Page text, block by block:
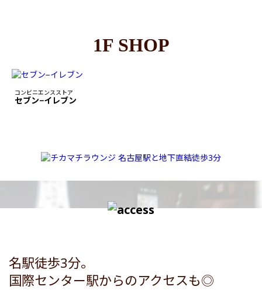
1F SHOP
コンビニエンスストア
セブン−イレブン
名駅徒歩3分。
国際センター駅からのアクセスも◎